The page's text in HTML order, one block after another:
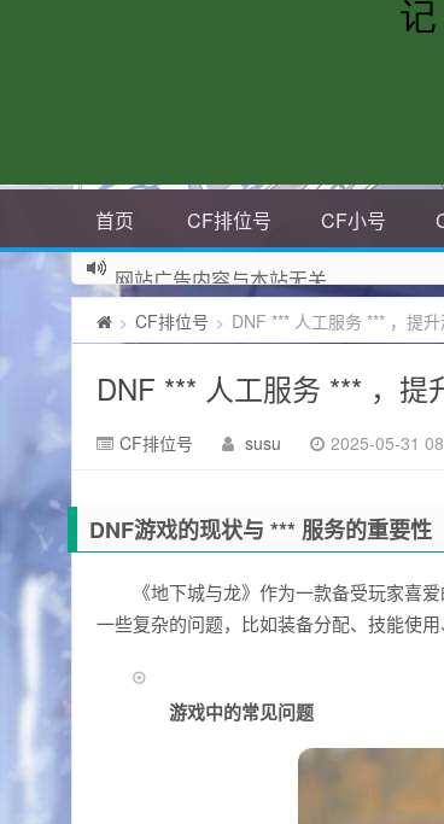
首页 CF排位号 CF小号
网站广告内容与本站无关
> CF排位号 > DNF *** 人工服务 *** ，提
DNF *** 人工服务 *** ，
CF排位号 susu 2025-05-31
DNF游戏的现状与 *** 服务的重要性
《地下城与龙》作为一款备受玩家喜
一些复杂的问题，比如装备分配、技能使
游戏中的常见问题